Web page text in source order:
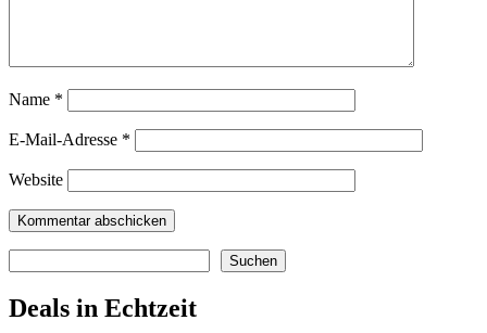
Name *
E-Mail-Adresse *
Website
Suchen
Deals in Echtzeit